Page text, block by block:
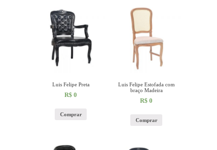
Luis Felipe Preta
R$ 0
Comprar
Luis Felipe Estofada com
braço Madeira
R$ 0
Comprar